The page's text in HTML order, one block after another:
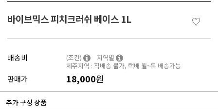
바이브믹스 피치크러쉬 베이스 1L ♡
배송비 (조건)
지역별
제주지역 : 직배송 불가, 택배 월~목 배송가능
판매가 18,000원
추가 구성 상품